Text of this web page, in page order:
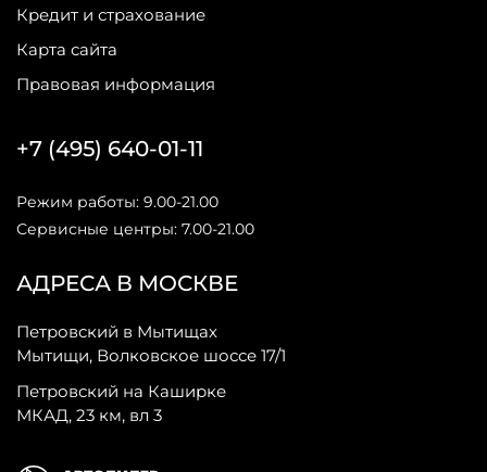
Кредит и страхование
Карта сайта
Правовая информация
АДРЕСА В МОСКВЕ
Петровский в Мытищах
Мытищи, Волковское шоссе 17/1
Петровский на Каширке
МКАД, 23 км, вл 3
+7 (495) 640-01-11
Режим работы: 9.00-21.00
Сервисные центры: 7.00-21.00